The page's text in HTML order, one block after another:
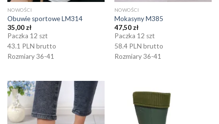
NOWOŚCI
Obuwie sportowe LM314
35,00 zł
Paczka 12 szt
43.1 PLN brutto
Rozmiary 36-41
NOWOŚCI
Mokasyny M385
47,50 zł
Paczka 12 szt
58.4 PLN brutto
Rozmiary 36-41